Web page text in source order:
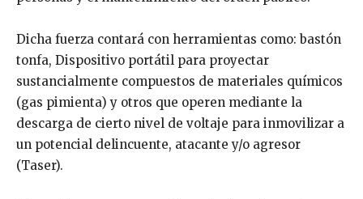
Dicha fuerza contará con herramientas como: bastón
tonfa, Dispositivo portátil para proyectar
sustancialmente compuestos de materiales químicos
(gas pimienta) y otros que operen mediante la
descarga de cierto nivel de voltaje para inmovilizar a
un potencial delincuente, atacante y/o agresor
(Taser).